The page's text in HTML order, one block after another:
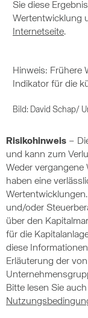
Sie diese
Wertentwicklung
Internetseite.
Hinweis: Frühere
Indikator für die
Bild: David Schap/
Risikohinweis –
und kann zum
Weder
haben eine
und/oder
über den
für die
diese
Erläuterung der
Bitte lesen Sie